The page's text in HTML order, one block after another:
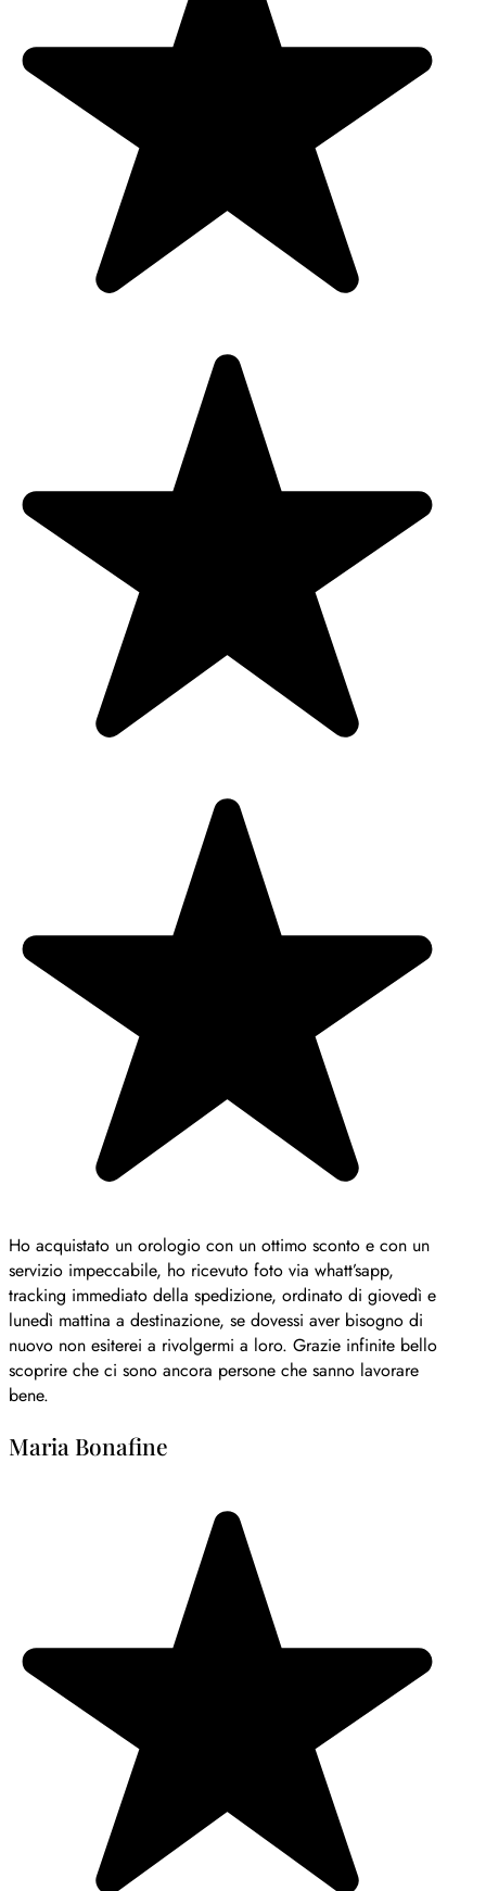
Ho acquistato un orologio con un ottimo sconto e con un
servizio impeccabile, ho ricevuto foto via whatt’sapp,
tracking immediato della spedizione, ordinato di giovedì e
lunedì mattina a destinazione, se dovessi aver bisogno di
nuovo non esiterei a rivolgermi a loro. Grazie infinite bello
scoprire che ci sono ancora persone che sanno lavorare
bene.
Maria Bonafine